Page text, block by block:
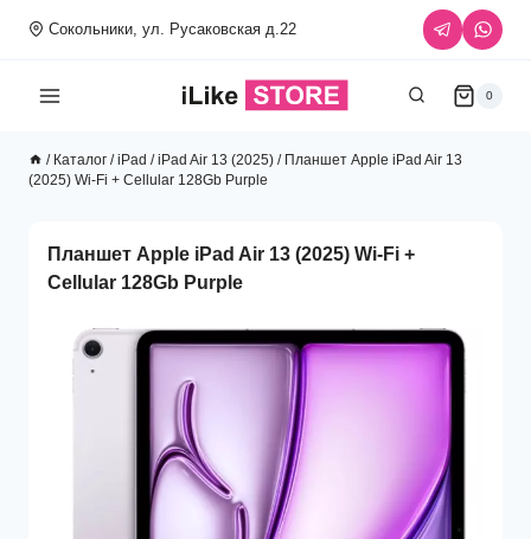
Сокольники, ул. Русаковская д.22
0
/ Каталог / iPad / iPad Air 13 (2025) / Планшет Apple iPad Air 13
(2025) Wi-Fi + Cellular 128Gb Purple
Планшет Apple iPad Air 13 (2025) Wi-Fi +
Cellular 128Gb Purple